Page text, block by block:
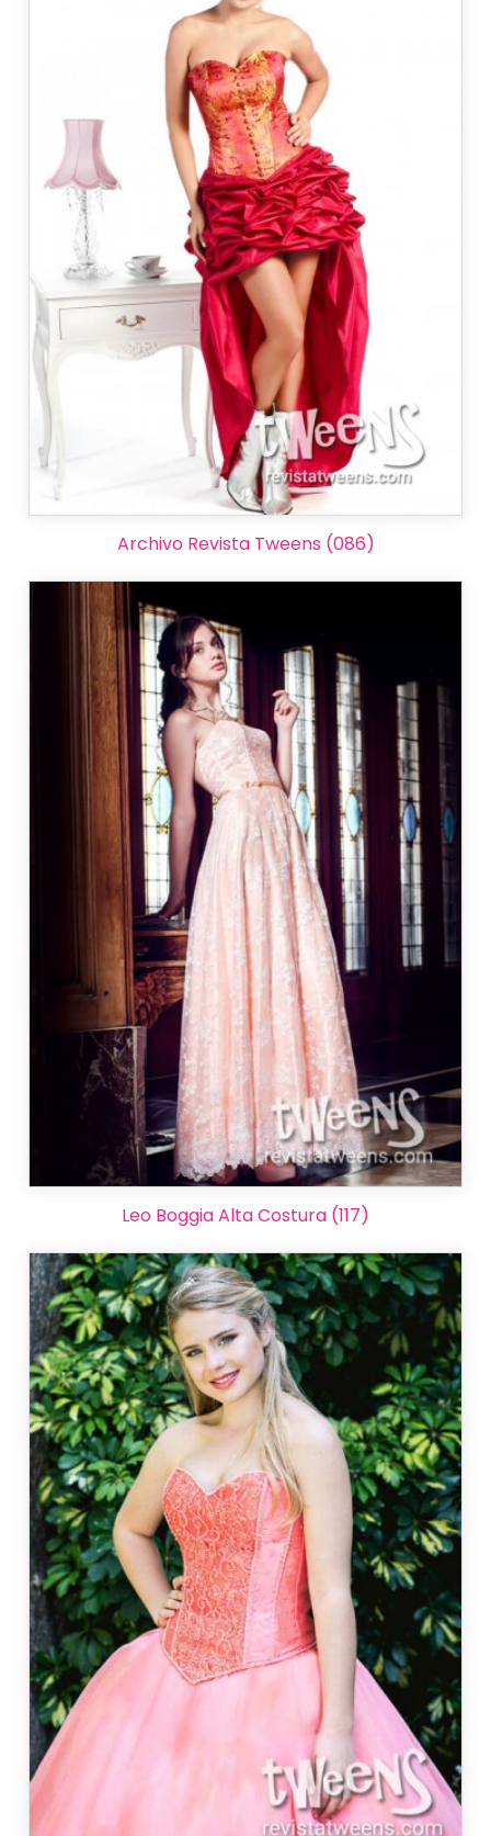
Archivo Revista Tweens (086)
Leo Boggia Alta Costura (117)